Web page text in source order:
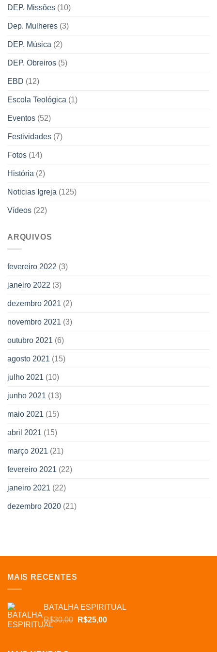
DEP. Missões (10)
Dep. Mulheres (3)
DEP. Música (2)
DEP. Obreiros (5)
EBD (12)
Escola Teológica (1)
Eventos (52)
Festividades (7)
Fotos (14)
História (2)
Noticias Igreja (125)
Vídeos (22)
ARQUIVOS
fevereiro 2022 (3)
janeiro 2022 (3)
dezembro 2021 (2)
novembro 2021 (3)
outubro 2021 (6)
agosto 2021 (15)
julho 2021 (10)
junho 2021 (13)
maio 2021 (15)
abril 2021 (15)
março 2021 (21)
fevereiro 2021 (22)
janeiro 2021 (22)
dezembro 2020 (21)
MAIS RECENTES
BATALHA ESPIRITUAL
R$30,00 O
R$25,00O